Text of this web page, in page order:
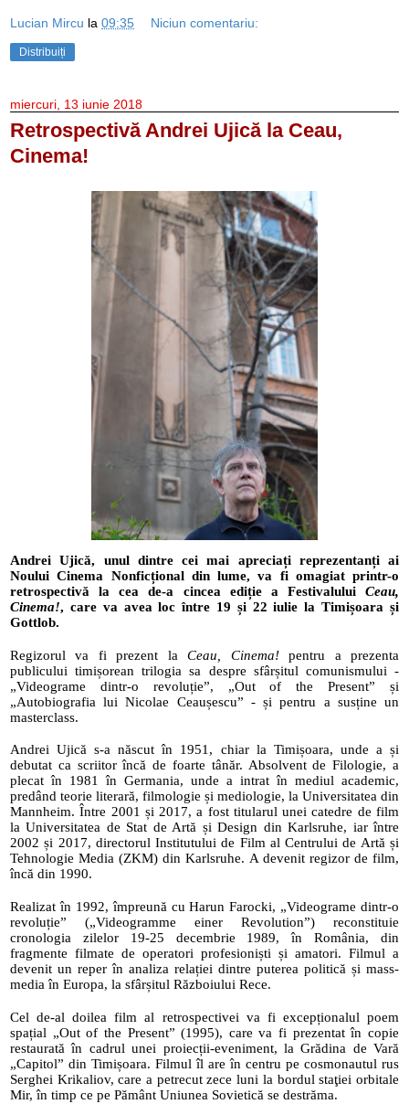
Lucian Mircu la 09:35 Niciun comentariu:
Distribuiți
miercuri, 13 iunie 2018
Retrospectivă Andrei Ujică la Ceau,
Cinema!
Andrei Ujică, unul dintre cei mai apreciați reprezentanți ai
Noului Cinema Nonficțional din lume, va fi omagiat printr-o
retrospectivă la cea de-a cincea ediție a Festivalului Ceau,
Cinema!, care va avea loc între 19 și 22 iulie la Timișoara și
Gottlob.
Regizorul va fi prezent la Ceau, Cinema! pentru a prezenta
publicului timișorean trilogia sa despre sfârșitul comunismului -
„Videograme dintr-o revoluție”, „Out of the Present” și
„Autobiografia lui Nicolae Ceaușescu” - și pentru a susține un
masterclass.
Andrei Ujică s-a născut în 1951, chiar la Timișoara, unde a și
debutat ca scriitor încă de foarte tânăr. Absolvent de Filologie, a
plecat în 1981 în Germania, unde a intrat în mediul academic,
predând teorie literară, filmologie și mediologie, la Universitatea din
Mannheim. Între 2001 și 2017, a fost titularul unei catedre de film
la Universitatea de Stat de Artă și Design din Karlsruhe, iar între
2002 și 2017, directorul Institutului de Film al Centrului de Artă și
Tehnologie Media (ZKM) din Karlsruhe. A devenit regizor de film,
încă din 1990.
Realizat în 1992, împreună cu Harun Farocki, „Videograme dintr-o
revoluție” („Videogramme einer Revolution”) reconstituie
cronologia zilelor 19-25 decembrie 1989, în România, din
fragmente filmate de operatori profesioniști și amatori. Filmul a
devenit un reper în analiza relației dintre puterea politică și mass-
media în Europa, la sfârșitul Războiului Rece.
Cel de-al doilea film al retrospectivei va fi excepționalul poem
spațial „Out of the Present” (1995), care va fi prezentat în copie
restaurată în cadrul unei proiecții-eveniment, la Grădina de Vară
„Capitol” din Timișoara. Filmul îl are în centru pe cosmonautul rus
Serghei Krikaliov, care a petrecut zece luni la bordul staţiei orbitale
Mir, în timp ce pe Pământ Uniunea Sovietică se destrăma.